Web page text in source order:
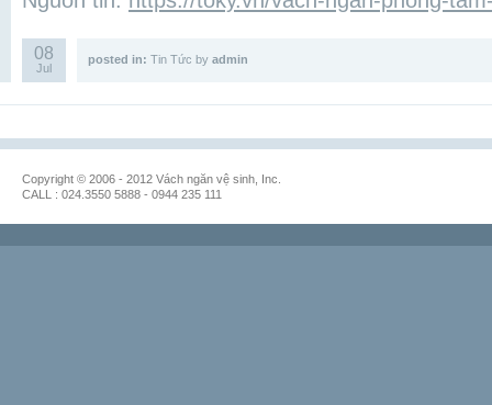
08
Jul
posted in: Tin Tức by admin
Copyright © 2006 - 2012 Vách ngăn vệ sinh, Inc.
CALL : 024.3550 5888 - 0944 235 111